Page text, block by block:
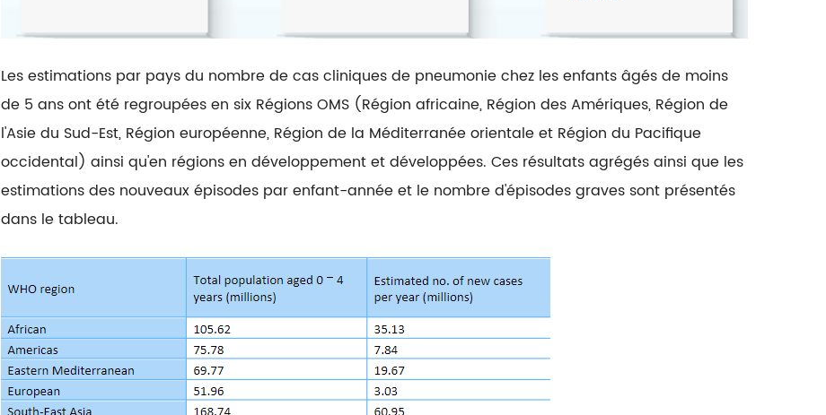
Les estimations par pays du nombre de cas cliniques de pneumonie chez les enfants âgés de moins
de 5 ans ont été regroupées en six Régions OMS (Région africaine, Région des Amériques, Région de
l'Asie du Sud-Est, Région européenne, Région de la Méditerranée orientale et Région du Pacifique
occidental) ainsi qu'en régions en développement et développées. Ces résultats agrégés ainsi que les
estimations des nouveaux épisodes par enfant-année et le nombre d'épisodes graves sont présentés
dans le tableau.